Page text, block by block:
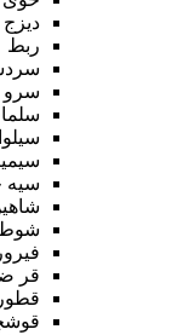
دیزج
ربط
سرو
سیه
قر
قطور